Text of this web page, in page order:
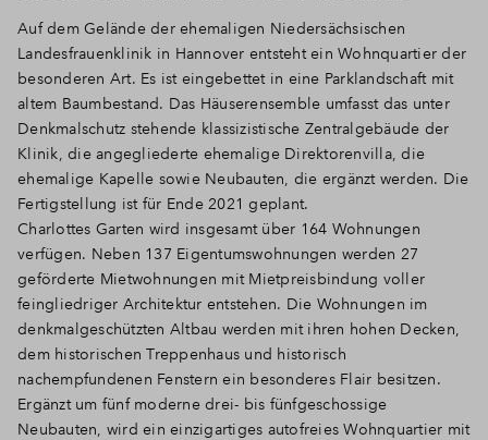
Auf dem Gelände der ehemaligen Niedersächsischen
Landesfrauenklinik in Hannover entsteht ein Wohnquartier der
besonderen Art. Es ist eingebettet in eine Parklandschaft mit
altem Baumbestand. Das Häuserensemble umfasst das unter
Denkmalschutz stehende klassizistische Zentralgebäude der
Klinik, die angegliederte ehemalige Direktorenvilla, die
ehemalige Kapelle sowie Neubauten, die ergänzt werden. Die
Fertigstellung ist für Ende 2021 geplant.
Charlottes Garten wird insgesamt über 164 Wohnungen
verfügen. Neben 137 Eigentumswohnungen werden 27
geförderte Mietwohnungen mit Mietpreisbindung voller
feingliedriger Architektur entstehen. Die Wohnungen im
denkmalgeschützten Altbau werden mit ihren hohen Decken,
dem historischen Treppenhaus und historisch
nachempfundenen Fenstern ein besonderes Flair besitzen.
Ergänzt um fünf moderne drei- bis fünfgeschossige
Neubauten, wird ein einzigartiges autofreies Wohnquartier mit